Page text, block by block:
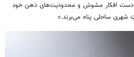
دست افکار مشوش و محدودیت‌های ذهن خود
شهری ساحلی پناه می‌برند.»